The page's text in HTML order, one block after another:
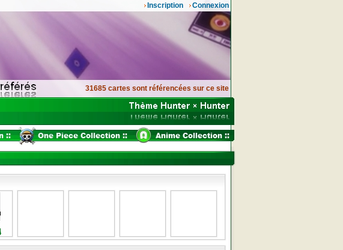
Connexion
Inscription
31685 cartes sont référencées sur ce site